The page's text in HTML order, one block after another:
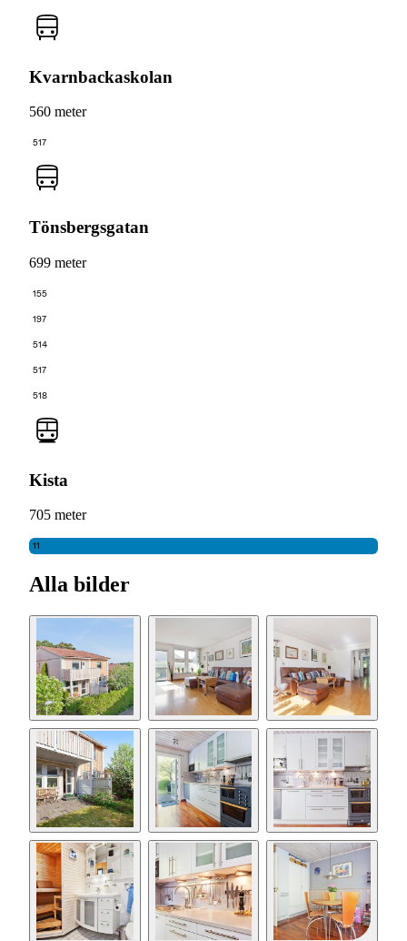
Kvarnbackaskolan
560 meter
517
Tönsbergsgatan
699 meter
155
197
514
517
518
Kista
705 meter
11
Alla bilder